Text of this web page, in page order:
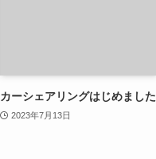
カーシェアリングはじめました
2023年7月13日